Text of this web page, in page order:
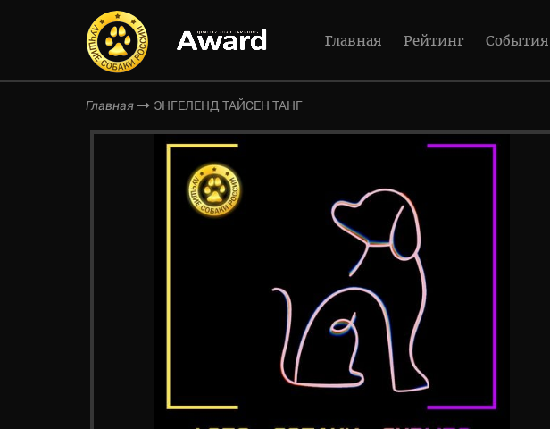
Главная Рейтинг События
Главная ЭНГЕЛЕНД ТАЙСЕН ТАНГ